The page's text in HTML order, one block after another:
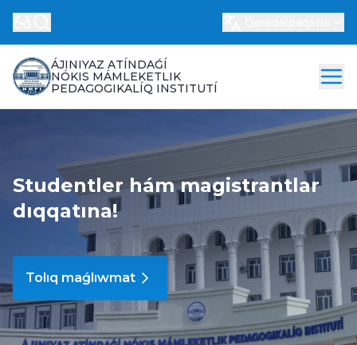
ÁJINIYAZ ATÍNDAǴÍ
NÓKIS MÁMLEKETLIK
PEDAGOGIKALÍQ INSTITUTÍ
Studentler hám magistrantlar
dıqqatına!
Tolıq maǵlıwmat